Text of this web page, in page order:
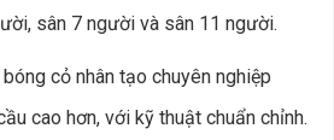
sân 7 người và sân 11 người.
cỏ nhân tạo chuyên nghiệp
cao hơn, với kỹ thuật chuẩn chỉnh.